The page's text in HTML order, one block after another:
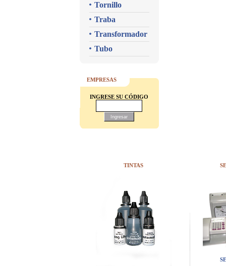
Tornillo
Traba
Transformador
Tubo
EMPRESAS
INGRESE SU CÓDIGO
TINTAS